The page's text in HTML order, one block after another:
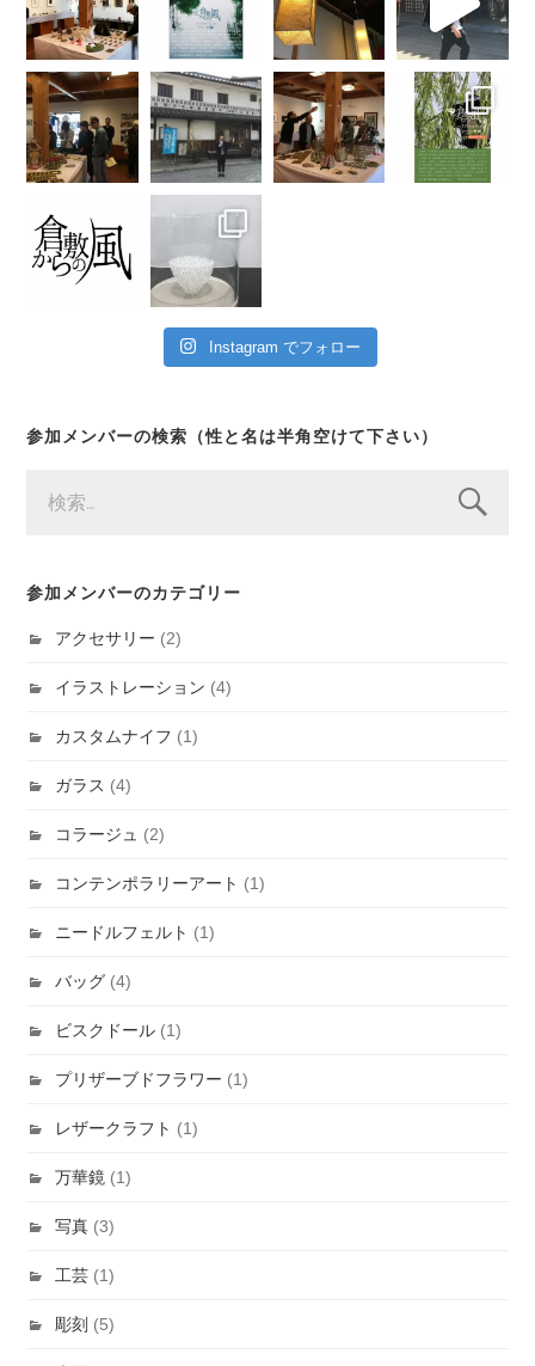
Instagram でフォロー
参加メンバーの検索（性と名は半角空けて下さい）
索:
参加メンバーのカテゴリー
アクセサリー (2)
イラストレーション (4)
カスタムナイフ (1)
ガラス (4)
コラージュ (2)
コンテンポラリーアート (1)
ニードルフェルト (1)
バッグ (4)
ビスクドール (1)
プリザーブドフラワー (1)
レザークラフト (1)
万華鏡 (1)
写真 (3)
工芸 (1)
彫刻 (5)